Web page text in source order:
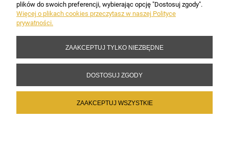
Copyright 2017-2026 Sakramento.pl
plików do swoich preferencji, wybierając opcję "Dostosuj zgody".
Więcej o plikach cookies przeczytasz w naszej Polityce
prywatności.
ZAAKCEPTUJ TYLKO NIEZBĘDNE
DOSTOSUJ ZGODY
ZAAKCEPTUJ WSZYSTKIE